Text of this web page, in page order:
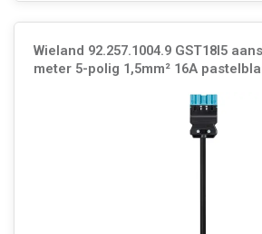
Wieland 92.257.1004.9 GST18I5
meter 5-polig 1,5mm² 16A